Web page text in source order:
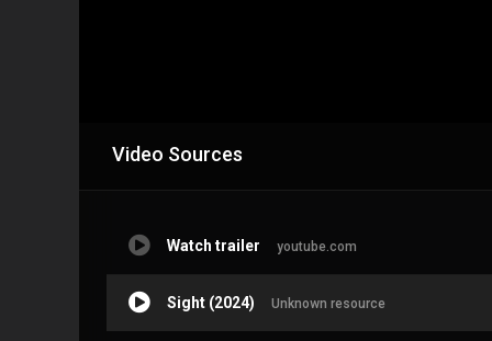
Video Sources
Watch trailer youtube.com
Sight (2024) Unknown resource